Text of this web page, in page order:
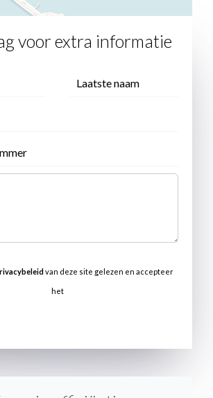
voor extra informatie
van deze site gelezen en accepteer
het